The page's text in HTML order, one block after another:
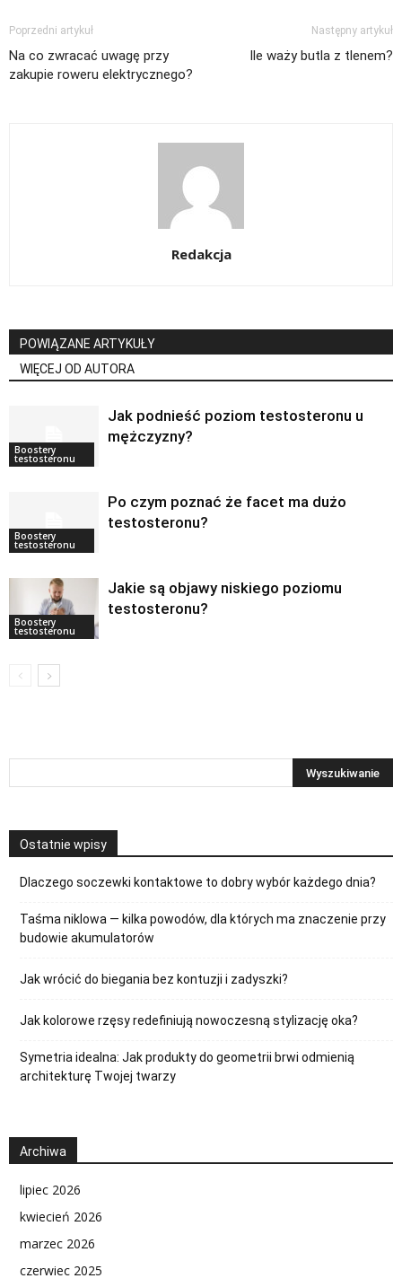
Poprzedni artykuł
Na co zwracać uwagę przy
zakupie roweru elektrycznego?
Następny artykuł
Ile waży butla z tlenem?
Redakcja
POWIĄZANE ARTYKUŁY
WIĘCEJ OD AUTORA
Boostery
testosteronu
Jak podnieść poziom testosteronu u
mężczyzny?
Boostery
testosteronu
Po czym poznać że facet ma dużo
testosteronu?
Boostery
testosteronu
Jakie są objawy niskiego poziomu
testosteronu?
Ostatnie wpisy
Dlaczego soczewki kontaktowe to dobry wybór każdego dnia?
Taśma niklowa — kilka powodów, dla których ma znaczenie przy
budowie akumulatorów
Jak wrócić do biegania bez kontuzji i zadyszki?
Jak kolorowe rzęsy redefiniują nowoczesną stylizację oka?
Symetria idealna: Jak produkty do geometrii brwi odmienią
architekturę Twojej twarzy
Archiwa
lipiec 2026
kwiecień 2026
marzec 2026
czerwiec 2025